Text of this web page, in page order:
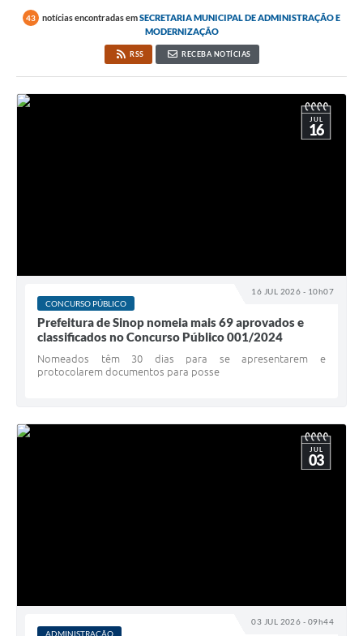
43 notícias encontradas emSECRETARIA MUNICIPAL DE ADMINISTRAÇÃO E
MODERNIZAÇÃO
RSS RECEBA NOTÍCIAS
16 JUL 2026 - 10h07
JUL
16
CONCURSO PÚBLICO
Prefeitura de Sinop nomeia mais 69 aprovados e
classificados no Concurso Público 001/2024
Nomeados têm 30 dias para se apresentarem e
protocolarem documentos para posse
03 JUL 2026 - 09h44
JUL
03
ADMINISTRAÇÃO